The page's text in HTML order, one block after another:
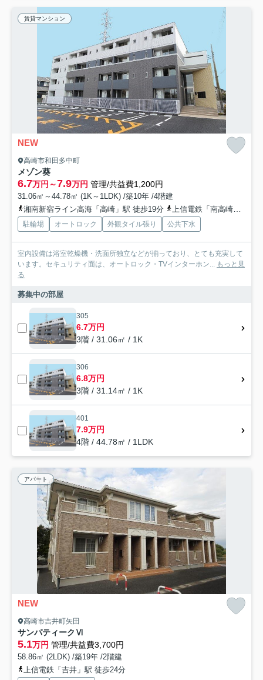
賃貸マンション
NEW
高崎市和田多中町
メゾン葵
6.7万円～7.9万円 管理/共益費1,200円
31.06㎡～44.78㎡ (1K～1LDK) /築10年 /4階建
湘南新宿ライン高海「高崎」駅 徒歩19分
上信電鉄「南高崎」駅 徒歩7分
駐輪場 オートロック 外観タイル張り 公共下水
室内設備は浴室乾燥機・洗面所独立などが揃っており、とても充実して
います。セキュリティ面は、オートロック・TVインターホン... もっと見
る
募集中の部屋
305
6.7万円
3階 / 31.06㎡ / 1K
306
6.8万円
3階 / 31.14㎡ / 1K
401
7.9万円
4階 / 44.78㎡ / 1LDK
アパート
NEW
高崎市吉井町矢田
サンパティークⅥ
5.1万円 管理/共益費3,700円
58.86㎡ (2LDK) /築19年 /2階建
上信電鉄「吉井」駅 徒歩24分